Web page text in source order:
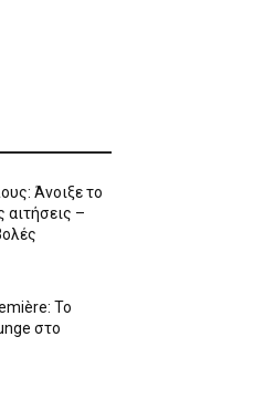
Άνοιξε το
αιτήσεις –
Το
στο